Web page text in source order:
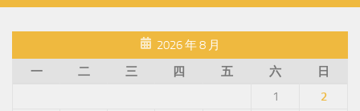
2026 年 8 月
一
二 三 四 五 六
日
1
2